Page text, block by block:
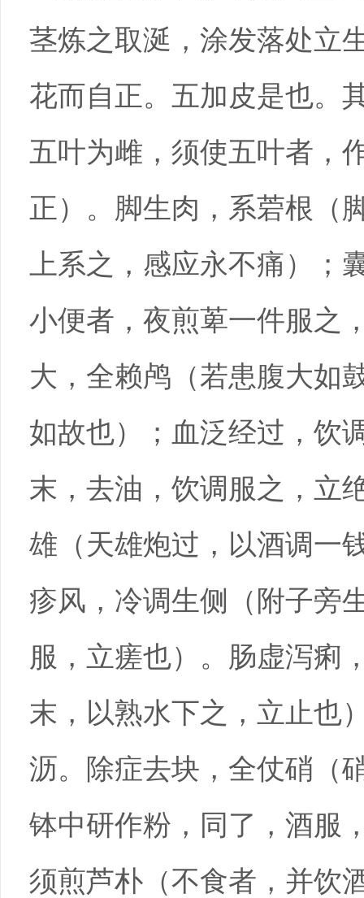
茎炼之取涎，涂发落处立
花而自正。五加皮是也。
五叶为雌，须使五叶者，
正）。脚生肉，系菪根（
上系之，感应永不痛）；
小便者，夜煎萆一件服之
大，全赖鸬（若患腹大如
如故也）；血泛经过，饮
末，去油，饮调服之，立
雄（天雄炮过，以酒调一
疹风，冷调生侧（附子旁
服，立瘥也）。肠虚泻痢
末，以熟水下之，立止也
沥。除症去块，全仗硝（
钵中研作粉，同了，酒服
须煎芦朴（不食者，并饮